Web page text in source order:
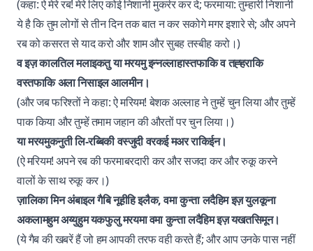
(कहा: ऐ मेरे रब! मेरे लिए कोई निशानी मुकर्रर कर दे; फरमाया: तुम्हारी निशानी
ये है कि तुम लोगों से तीन दिन तक बात न कर सकोगे मगर इशारे से; और अपने
रब को कसरत से याद करो और शाम और सुबह तस्बीह करो।)
व इज़ कालतिल मलाइकतु या मरयमु इन्नल्लाहास्तफाकि व तह्हराकि
वस्तफाकि अला निसाइल आलमीन।
(और जब फरिश्तों ने कहा: ऐ मरियम! बेशक अल्लाह ने तुम्हें चुन लिया और तुम्हें
पाक किया और तुम्हें तमाम जहान की औरतों पर चुन लिया।)
या मरयमुकनुती लि-रब्बिकी वस्जुदी वरकई मअर राकिईन।
(ऐ मरियम! अपने रब की फरमाबरदारी कर और सजदा कर और रुकू करने
वालों के साथ रुकू कर।)
ज़ालिका मिन अंबाइल गैबि नूहीहि इलैक, वमा कुन्ता लदैहिम इज़ युलकूना
अकलामहुम अय्युहुम यकफुलु मरयमा वमा कुन्ता लदैहिम इज़ यखतसिमून।
(ये गैब की खबरें हैं जो हम आपकी तरफ वही करते हैं; और आप उनके पास नहीं